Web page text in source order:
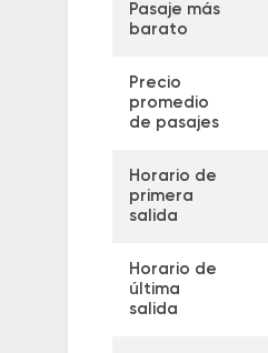
Pasaje más
barato
Precio
promedio
de pasajes
Horario de
primera
salida
Horario de
última
salida